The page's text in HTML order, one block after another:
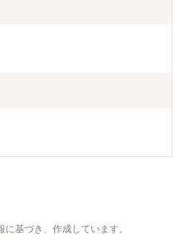
基づき、作成しています。